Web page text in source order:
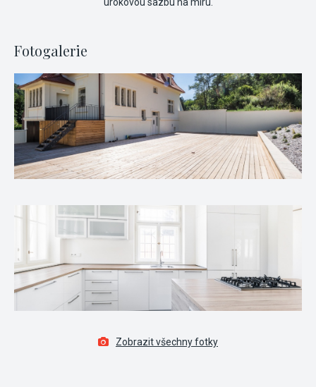
Fotogalerie
Zobrazit všechny fotky